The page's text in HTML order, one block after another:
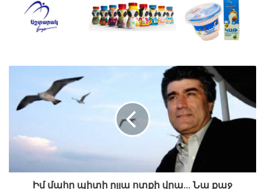
«Արարատ-Արմենիան» անցկացրել է 69 խաղ, տոնել
41 հաղթանակ, գրանցել 14 ոչ-ոքի և կրել 14
Նա եղել է նաև ղազախական «Տոբոլ»-ը մարզիչը:
Ղազախական թիմի ղեկը նա ստանձնել է 2014
թվականի ապրիլին, իսկ 2015 թվականին հեռացվել
է զբաղեցրած պաշտոնից:
Իմ մահը պիտի ըլլա ոտքի վրա… Նա քաջ